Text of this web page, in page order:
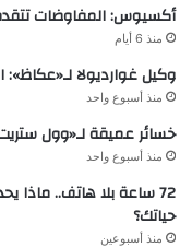
أكسيوس: المفاوضات
منذ 6 أيام
وكيل غوارديولا لـ«عكاظ»:
منذ أسبوع واحد
خسائر عميقة لـ«وول ستريت»..
منذ أسبوع واحد
72 ساعة بلا هاتف..
حياتك؟
منذ أسبوعين